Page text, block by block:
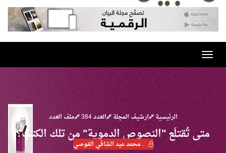
Toggle
navigation
الرئيسية ارشيف المجلة العدد 384 ملف العدد
متى تُقتلَع "النصوص الدموية" من تلك الكتب؟
. محمد عبد الشافي القوصي